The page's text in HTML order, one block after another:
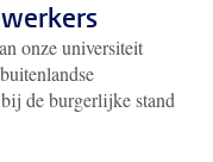
onze universiteit
de burgerlijke stand